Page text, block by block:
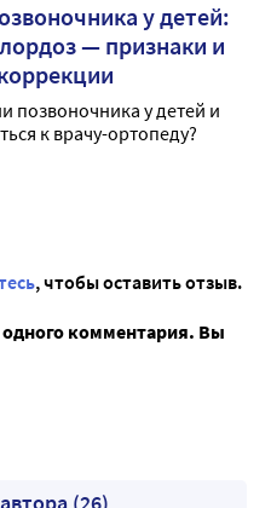
у детей:
— признаки и
позвоночника у детей и
к врачу-ортопеду?
, чтобы оставить отзыв.
одного комментария. Вы
(26)